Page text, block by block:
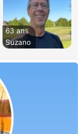
63 ans
Suzano